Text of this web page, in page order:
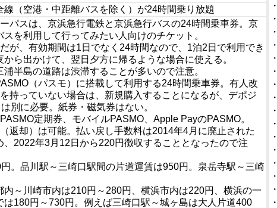
（空港・中距離バスを除く）が24時間乗り放題
パスは、京浜急行電鉄と京浜急行バスの24時間乗車券。京
を利用して行ってみたい人向けのチケット。
が、有効期間は1日でなく24時間なので、1泊2日で利用でき
ら出かけて、翌日夕方に帰るような場合に使える。
浦半島の道路は渋滞することが多いので注意。
（パスモ）に搭載して利用する24時間乗車券。有人改
持っていない場合は、新規購入することになるが、デポジ
別に必要。紙券・磁気券はない。
定期券、モバイルPASMO、Apple PayのPASMO。
返却）は可能。払い戻し手数料は2014年4月に廃止された
、2022年3月12日から220円徴収することとなったので注
。品川駅～三崎口駅間の片道運賃は950円。泉岳寺駅～三崎
内～川崎市内は210円～280円、横浜市内は220円、横浜の一
180円～730円。例えば三崎口駅～城ヶ島は大人片道400
・
・
・
・
・
・
・
・
・
・
・
・
・
・
・
・